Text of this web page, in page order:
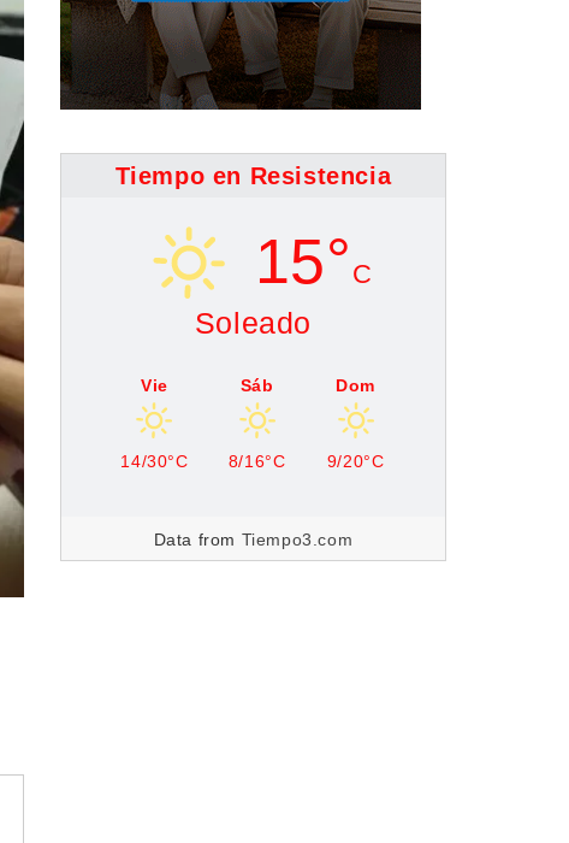
Tiempo en Resistencia
15° C
Soleado
Vie
14/30°C
Sáb
8/16°C
Dom
9/20°C
Data from Tiempo3.com